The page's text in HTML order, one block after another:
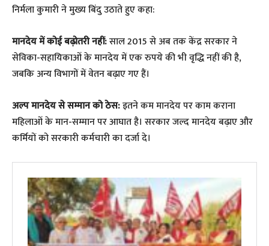
​निर्मला कुमारी ने मुख्य बिंदु उठाते हुए कहा:
मानदेय में कोई बढ़ोतरी नहीं:साल 2015 से अब तक केंद्र सरकार ने
सेविका-सहायिकाओं के मानदेय में एक रुपये की भी वृद्धि नहीं की है,
जबकि अन्य विभागों में वेतन बढ़ाए गए हैं।
अल्प मानदेय से सम्मान को ठेस:इतने कम मानदेय पर काम कराना
महिलाओं के मान-सम्मान पर आघात है। सरकार जल्द मानदेय बढ़ाए और
कर्मियों को सरकारी कर्मचारी का दर्जा दे।